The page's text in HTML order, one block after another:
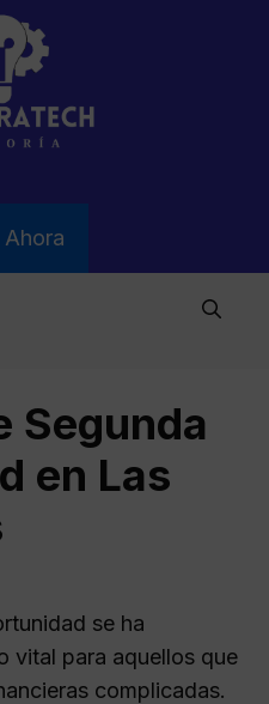
Ahora
Segunda
en Las
se ha
vital para aquellos que
complicadas.